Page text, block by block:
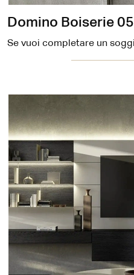
Domino Boiserie 05